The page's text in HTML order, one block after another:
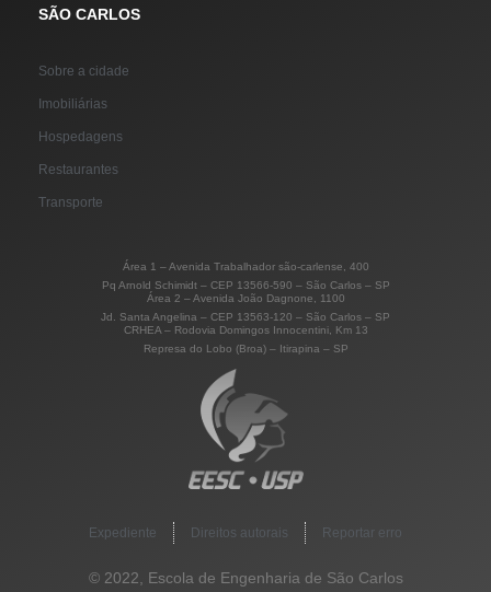
SÃO CARLOS
Sobre a cidade
Imobiliárias
Hospedagens
Restaurantes
Transporte
Área 1 – Avenida Trabalhador são-carlense, 400
Pq Arnold Schimidt – CEP 13566-590 – São Carlos – SP
Área 2 – Avenida João Dagnone, 1100
Jd. Santa Angelina – CEP 13563-120 – São Carlos – SP
CRHEA – Rodovia Domingos Innocentini, Km 13
Represa do Lobo (Broa) – Itirapina – SP
Expediente Direitos autorais Reportar erro
© 2022, Escola de Engenharia de São Carlos